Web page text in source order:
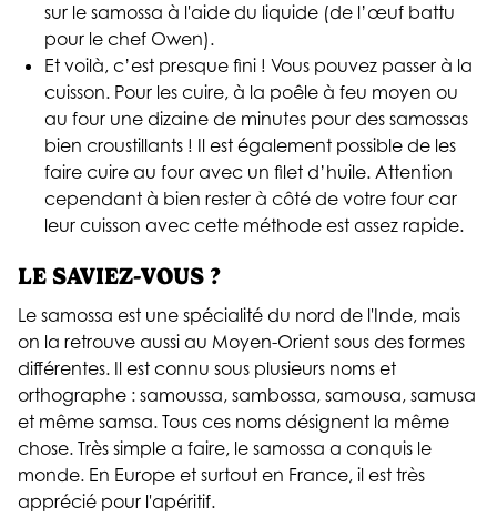
sur le samossa à l'aide du liquide (de l’œuf battu
pour le chef Owen).
Et voilà, c’est presque fini ! Vous pouvez passer à la
cuisson. Pour les cuire, à la poêle à feu moyen ou
au four une dizaine de minutes pour des samossas
bien croustillants ! Il est également possible de les
faire cuire au four avec un filet d’huile. Attention
cependant à bien rester à côté de votre four car
leur cuisson avec cette méthode est assez rapide.
LE SAVIEZ-VOUS ?
Le samossa est une spécialité du nord de l'Inde, mais
on la retrouve aussi au Moyen-Orient sous des formes
différentes. Il est connu sous plusieurs noms et
orthographe : samoussa, sambossa, samousa, samusa
et même samsa. Tous ces noms désignent la même
chose. Très simple a faire, le samossa a conquis le
monde. En Europe et surtout en France, il est très
apprécié pour l'apéritif.